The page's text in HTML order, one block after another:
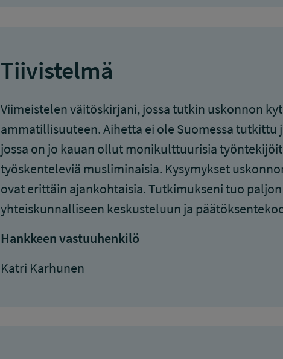
Tiivistelmä
Viimeistelen väitöskirjani, jossa tutkin uskonnon
ammatillisuuteen. Aihetta ei ole Suomessa
jossa on jo kauan ollut monikulttuurisia
työskenteleviä musliminaisia. Kysymykset
ovat erittäin ajankohtaisia. Tutkimukseni tuo
yhteiskunnalliseen keskusteluun ja
Hankkeen vastuuhenkilö
Katri Karhunen